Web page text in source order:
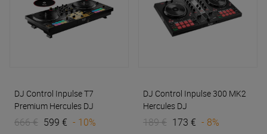
DJ Control Inpulse T7
Premium Hercules DJ
666 € 599 € - 10%
DJ Control Inpulse 300 MK2
Hercules DJ
189 € 173 € - 8%